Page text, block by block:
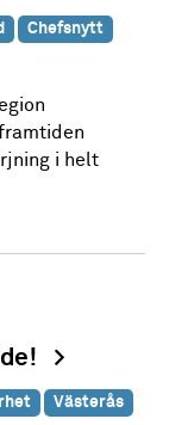
Chefsnytt
i helt
Västerås